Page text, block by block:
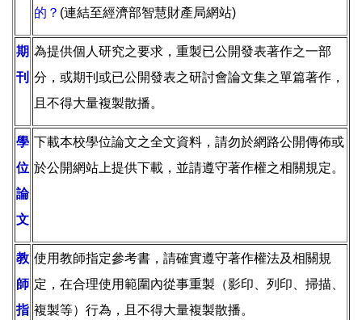
的？ (連結至經濟部智慧財產局網站)
期
刊
為提供個人研究之要求，重製已公開發表著作之一部
分，或期刊或已公開發表之研討會論文集之單篇著作，
且不得大量複製散播。
學
位
論
文
下載本校學位論文之全文資料，請勿於網路公開傳佈或
於公開網站上提供下載，並請遵守著作權之相關規定。
教
師
指
使用教師指定參考書，請確實遵守著作權法及相關規
定 ，在合理使用範圍內從事重製（影印、列印、掃描、
複製等）行為，且不得大量複製散播。